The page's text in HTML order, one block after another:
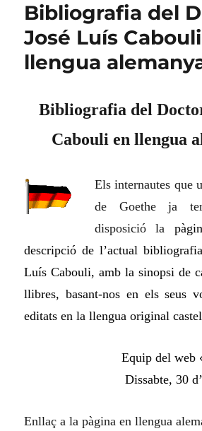
Bibliografia del
José Luís
llengua
Bibliografia del
Cabouli en llengua
Els internautes que
de Goethe ja
disposició la
descripció de l’actual
Luís Cabouli, amb la sinopsi de
llibres, basant-nos en els seus
editats en la llengua original
Equip del web
Dissabte, 30
Enllaç a la pàgina en llengua